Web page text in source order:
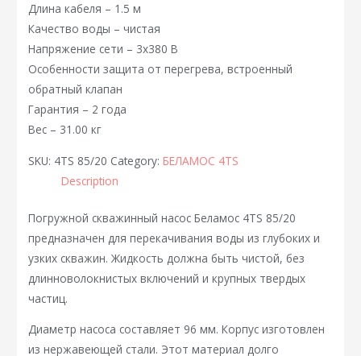
Длина кабеля – 1.5 м
Качество воды – чистая
Напряжение сети – 3х380 В
Особенности защита от перегрева, встроенный
обратный клапан
Гарантия – 2 года
Вес – 31.00 кг
SKU: 4TS 85/20 Category: БЕЛАМОС 4TS
Description
Погружной скважинный насос Беламос 4TS 85/20
предназначен для перекачивания воды из глубоких и
узких скважин. Жидкость должна быть чистой, без
длинноволокнистых включений и крупных твердых
частиц.
Диаметр насоса составляет 96 мм. Корпус изготовлен
из нержавеющей стали. Этот материал долго